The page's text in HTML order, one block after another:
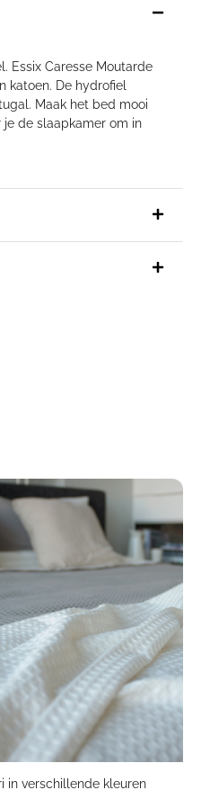
Essix Caresse Moutarde
katoen. De hydrofiel
Maak het bed mooi
de slaapkamer om in
in verschillende kleuren